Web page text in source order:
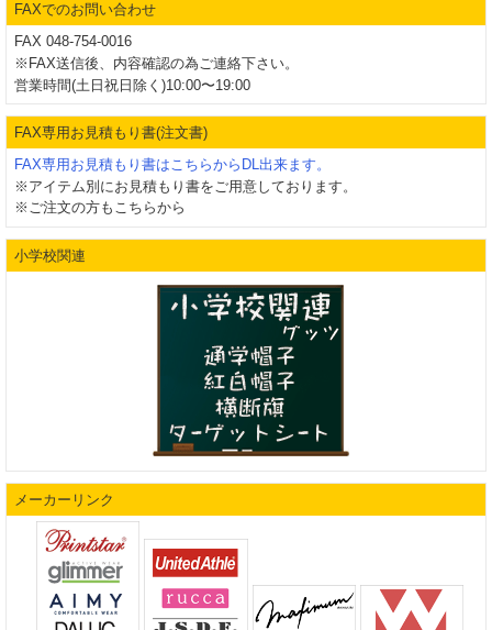
FAXでのお問い合わせ
FAX 048-754-0016
※FAX送信後、内容確認の為ご連絡下さい。
営業時間(土日祝日除く)10:00〜19:00
FAX専用お見積もり書(注文書)
FAX専用お見積もり書はこちらからDL出来ます。
※アイテム別にお見積もり書をご用意しております。
※ご注文の方もこちらから
小学校関連
メーカーリンク